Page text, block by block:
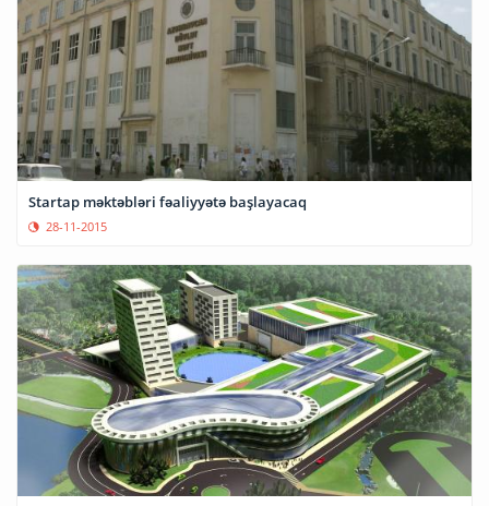
Startap məktəbləri fəaliyyətə başlayacaq
28-11-2015